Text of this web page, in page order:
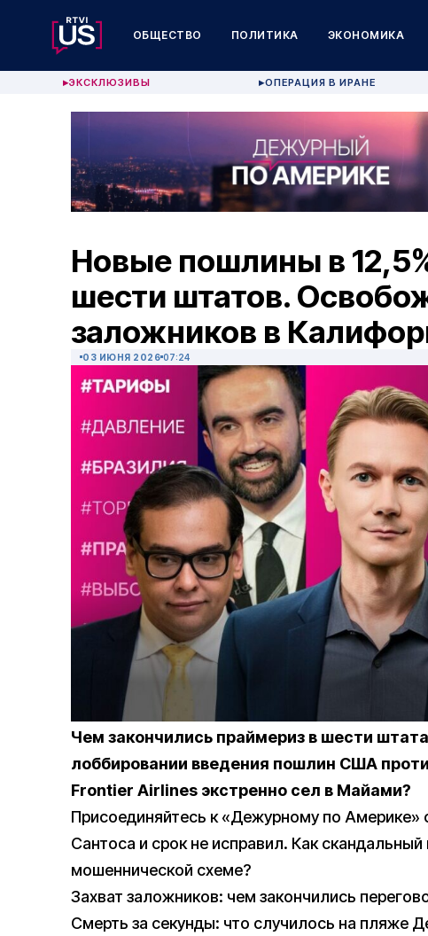
ОБЩЕСТВО ПОЛИТИКА ЭКОНОМИКА
▶ЭКСКЛЮЗИВЫ ▶ОПЕРАЦИЯ В ИРАНЕ
Новые пошлины в
шести штатов.
заложников в
03 ИЮНЯ 2026 07:24
Чем закончились праймериз в шести
лоббировании введения пошлин США
Frontier Airlines экстренно сел в Майами?
Присоединяйтесь к «Дежурному по
Сантоса и срок не исправил. Как скандальный
мошеннической схеме?
Захват заложников: чем закончились
Смерть за секунды: что случилось на пляже